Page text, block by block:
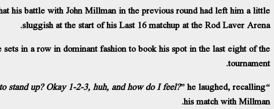
his battle with John Millman in the previous round had left him a little
sluggish at the start of his Last 16 matchup at the Rod Laver Arena.
in a row in dominant fashion to book his spot in the last eight of the
tournament.
“The morning after Johnny’s match and this morning I lay in bed for an hour thinking, ‘when are we going to stand up? Okay 1-2-3, huh, and how do I feel?”
he laughed, recalling
his match with Millman.